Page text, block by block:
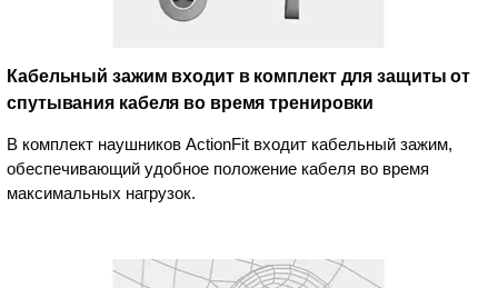
Кабельный зажим входит в комплект для защиты от
спутывания кабеля во время тренировки
В комплект наушников ActionFit входит кабельный зажим,
обеспечивающий удобное положение кабеля во время
максимальных нагрузок.